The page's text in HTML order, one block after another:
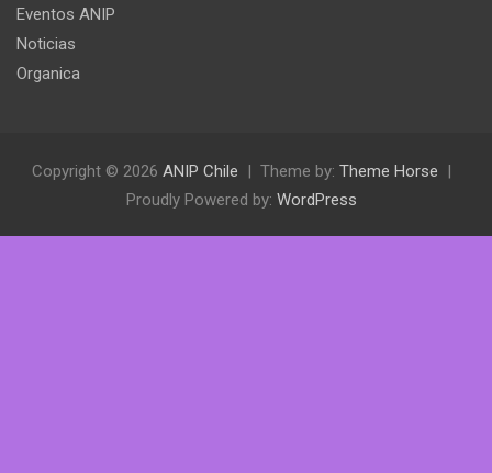
Eventos ANIP
Noticias
Organica
Copyright © 2026 ANIP Chile Theme by: Theme Horse
Proudly Powered by: WordPress